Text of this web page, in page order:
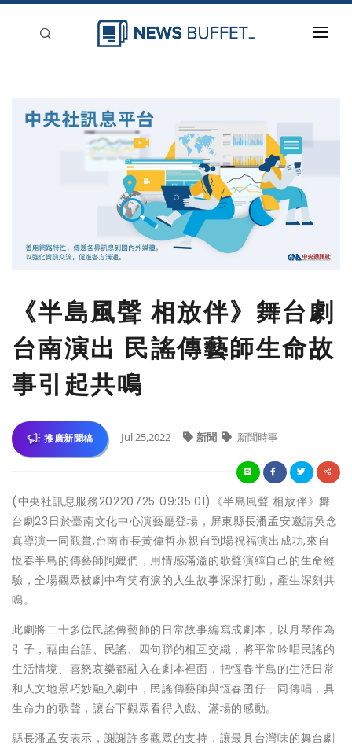
《半島風聲 相放伴》舞台劇
台南演出 民謠傳藝師生命故
事引起共鳴
推廣新聞稿 Jul 25,2022 新聞 新聞時事
(中央社訊息服務20220725 09:35:01)《半島風聲 相放伴》舞
台劇23日於臺南文化中心演藝廳登場，屏東縣長潘孟安邀請吳念
真導演一同觀賞,台南市長黃偉哲亦親自到場祝福演出成功,來自
恆春半島的傳藝師阿嬤們，用情感滿溢的歌聲演繹自己的生命經
驗，全場觀眾被劇中有笑有淚的人生故事深深打動，產生深刻共
鳴。
此劇將二十多位民謠傳藝師的日常故事編寫成劇本，以月琴作為
引子，藉由台語、民謠、四句聯的相互交織，將平常吟唱民謠的
生活情境、喜怒哀樂都融入在劇本裡面，把恆春半島的生活日常
和人文地景巧妙融入劇中，民謠傳藝師與恆春囝仔一同傳唱，具
生命力的歌聲，讓台下觀眾看得入戲、滿場的感動。
縣長潘孟安表示，謝謝許多觀眾的支持，讓最具台灣味的舞台劇